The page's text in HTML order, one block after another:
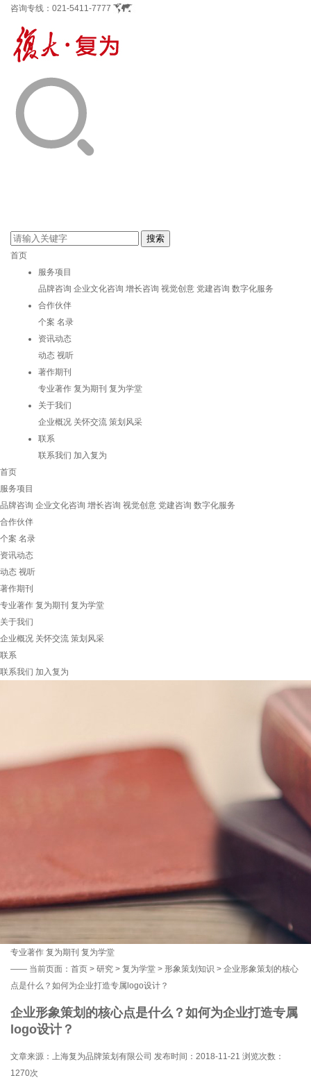
咨询专线： 021-5411-7777
首页
服务项目
品牌咨询 企业文化咨询 增长咨询 视觉创意 党建咨询 数字化服务
合作伙伴
个案 名录
资讯动态
动态 视听
著作期刊
专业著作 复为期刊 复为学堂
关于我们
企业概况 关怀交流 策划风采
联系
联系我们 加入复为
首页
服务项目
品牌咨询 企业文化咨询 增长咨询 视觉创意 党建咨询 数字化服务
合作伙伴
个案 名录
资讯动态
动态 视听
著作期刊
专业著作 复为期刊 复为学堂
关于我们
企业概况 关怀交流 策划风采
联系
联系我们 加入复为
专业著作 复为期刊 复为学堂
—— 当前页面： 首页 > 研究 > 复为学堂 > 形象策划知识 > 企业形象策划的核心
点是什么？如何为企业打造专属logo设计？
企业形象策划的核心点是什么？如何为企业打造专属
logo设计？
文章来源：上海复为品牌策划有限公司 发布时间：2018-11-21 浏览次数：
1270次